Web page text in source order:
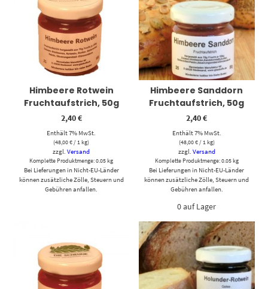
Himbeere Rotwein
Fruchtaufstrich, 50g
2,40€
Enthält 7% MwSt.
(48,00€/ 1 kg)
zzgl.Versand
Komplette Produktmenge: 0.05 kg
Bei Lieferungen in Nicht-EU-Länder
können zusätzliche Zölle, Steuern und
Gebühren anfallen.
Himbeere Sanddorn
Fruchtaufstrich, 50g
2,40€
Enthält 7% MwSt.
(48,00€/ 1 kg)
zzgl. Versand
Komplette Produktmenge: 0.05 kg
Bei Lieferungen in Nicht-EU-Länder
können zusätzliche Zölle, Steuern und
Gebühren anfallen.
0 auf Lager